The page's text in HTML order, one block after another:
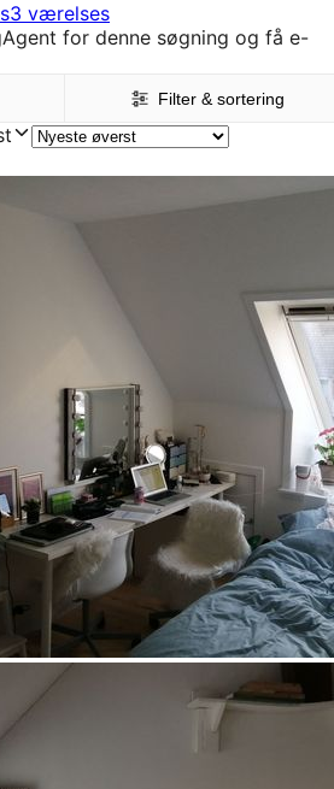
3 værelses
for denne søgning og få e-
Filter & sortering